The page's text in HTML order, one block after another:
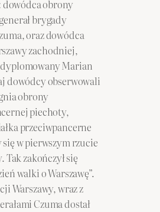
dowódca obrony
brygady
oraz dowódca
zachodniej,
Marian
dowódcy obserwowali
obrony
piechoty,
przeciwpancerne
się w pierwszym rzucie
zakończył się
walki o Warszawę”.
Warszawy, wraz z
Czuma dostał